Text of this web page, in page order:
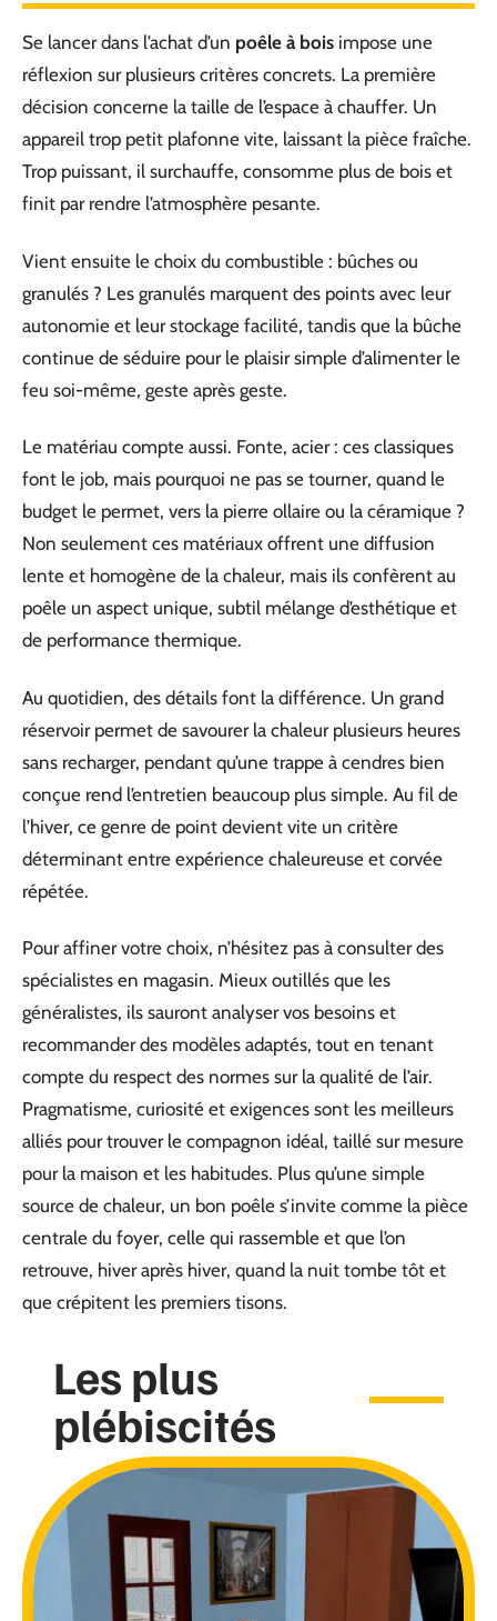
Se lancer dans l’achat d’un poêle à bois impose une
réflexion sur plusieurs critères concrets. La première
décision concerne la taille de l’espace à chauffer. Un
appareil trop petit plafonne vite, laissant la pièce fraîche.
Trop puissant, il surchauffe, consomme plus de bois et
finit par rendre l’atmosphère pesante.
Vient ensuite le choix du combustible : bûches ou
granulés ? Les granulés marquent des points avec leur
autonomie et leur stockage facilité, tandis que la bûche
continue de séduire pour le plaisir simple d’alimenter le
feu soi-même, geste après geste.
Le matériau compte aussi. Fonte, acier : ces classiques
font le job, mais pourquoi ne pas se tourner, quand le
budget le permet, vers la pierre ollaire ou la céramique ?
Non seulement ces matériaux offrent une diffusion
lente et homogène de la chaleur, mais ils confèrent au
poêle un aspect unique, subtil mélange d’esthétique et
de performance thermique.
Au quotidien, des détails font la différence. Un grand
réservoir permet de savourer la chaleur plusieurs heures
sans recharger, pendant qu’une trappe à cendres bien
conçue rend l’entretien beaucoup plus simple. Au fil de
l’hiver, ce genre de point devient vite un critère
déterminant entre expérience chaleureuse et corvée
répétée.
Pour affiner votre choix, n’hésitez pas à consulter des
spécialistes en magasin. Mieux outillés que les
généralistes, ils sauront analyser vos besoins et
recommander des modèles adaptés, tout en tenant
compte du respect des normes sur la qualité de l’air.
Pragmatisme, curiosité et exigences sont les meilleurs
alliés pour trouver le compagnon idéal, taillé sur mesure
pour la maison et les habitudes. Plus qu’une simple
source de chaleur, un bon poêle s’invite comme la pièce
centrale du foyer, celle qui rassemble et que l’on
retrouve, hiver après hiver, quand la nuit tombe tôt et
que crépitent les premiers tisons.
Les plus
plébiscités